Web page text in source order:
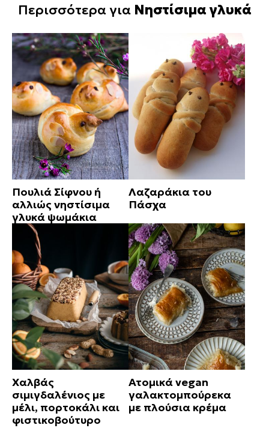
Περισσότερα για Νηστίσιμα γλυκά
Πουλιά Σίφνου ή
αλλιώς νηστίσιμα
γλυκά ψωμάκια
Λαζαράκια του
Πάσχα
Χαλβάς
σιμιγδαλένιος με
μέλι, πορτοκάλι και
φιστικοβούτυρο
Ατομικά vegan
γαλακτομπούρεκα
με πλούσια κρέμα